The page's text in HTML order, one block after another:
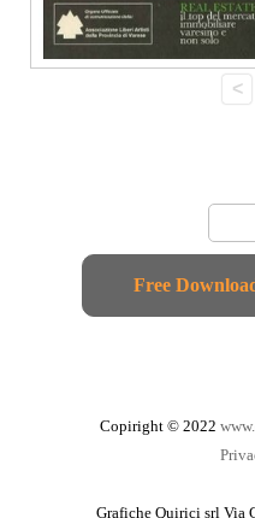
<
Free
Copiright © 2022
Grafiche Quirici srl Via